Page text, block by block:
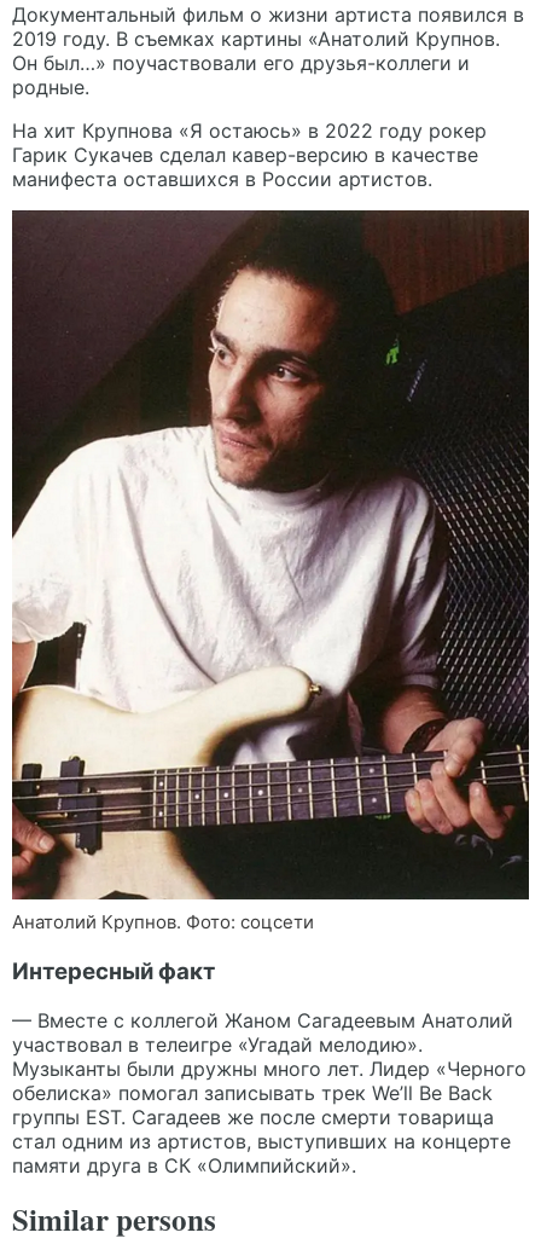
Документальный фильм о жизни артиста появился в
2019 году. В съемках картины «Анатолий Крупнов.
Он был…» поучаствовали его друзья-коллеги и
родные.
На хит Крупнова «Я остаюсь» в 2022 году рокер
Гарик Сукачев сделал кавер-версию в качестве
манифеста оставшихся в России артистов.
Анатолий Крупнов. Фото: соцсети
Интересный факт
— Вместе с коллегой Жаном Сагадеевым Анатолий
участвовал в телеигре «Угадай мелодию».
Музыканты были дружны много лет. Лидер «Черного
обелиска» помогал записывать трек We’ll Be Back
группы EST. Сагадеев же после смерти товарища
стал одним из артистов, выступивших на концерте
памяти друга в СК «Олимпийский».
Similar persons